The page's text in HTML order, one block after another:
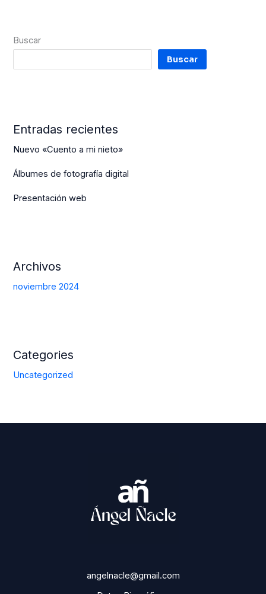
Buscar
Buscar
Entradas recientes
Nuevo «Cuento a mi nieto»
Álbumes de fotografía digital
Presentación web
Archivos
noviembre 2024
Categories
Uncategorized
angelnacle@gmail.com